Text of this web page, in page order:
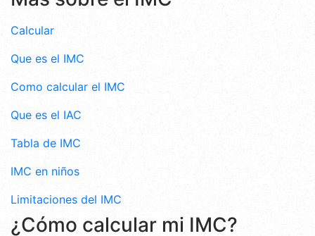
Calcular
Que es el IMC
Como calcular el IMC
Que es el IAC
Tabla de IMC
IMC en niños
Limitaciones del IMC
¿Cómo calcular mi IMC?